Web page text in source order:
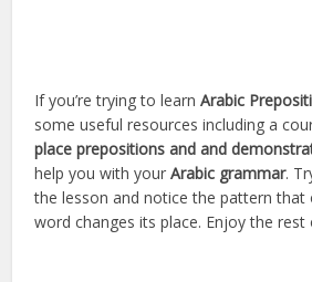
If you’re trying to learnArabic
some useful resources including a
place prepositions and and
help you with yourArabic grammar.
the lesson and notice the pattern that
word changes its place. Enjoy the rest